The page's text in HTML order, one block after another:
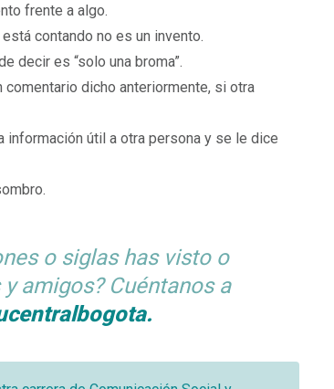
frente a algo.
contando no es un invento.
decir es “solo una broma”.
dicho anteriormente, si otra
información útil a otra persona y se le dice
o siglas has visto o
amigos? Cuéntanos a